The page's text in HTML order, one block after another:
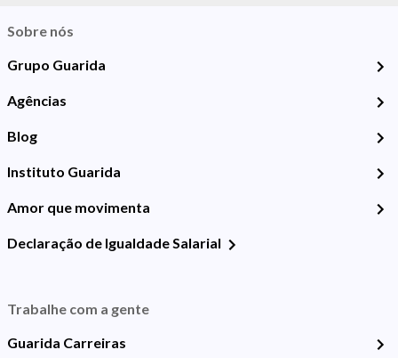
Sobre nós
Grupo Guarida
Agências
Blog
Instituto Guarida
Amor que movimenta
Declaração de Igualdade Salarial
Trabalhe com a gente
Guarida Carreiras